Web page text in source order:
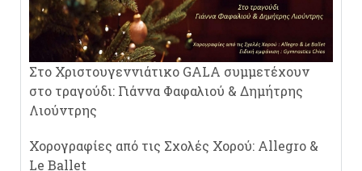
Στο Χριστουγεννιάτικο GALA συμμετέχουν
στο τραγούδι: Γιάννα Φαφαλιού & Δημήτρης
Λιούντρης
Χορογραφίες από τις Σχολές Χορού: Allegro &
Le Ballet